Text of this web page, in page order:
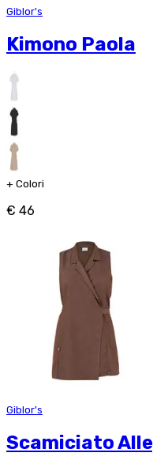
Giblor's
Kimono Paola
+ Colori
€ 46
Giblor's
Scamiciato